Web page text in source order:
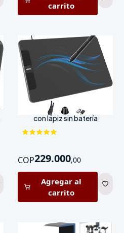
carrito
Tableta gráfica VEIKK VK640
con lápiz sin batería
COP229.000,00
Agregar al
carrito